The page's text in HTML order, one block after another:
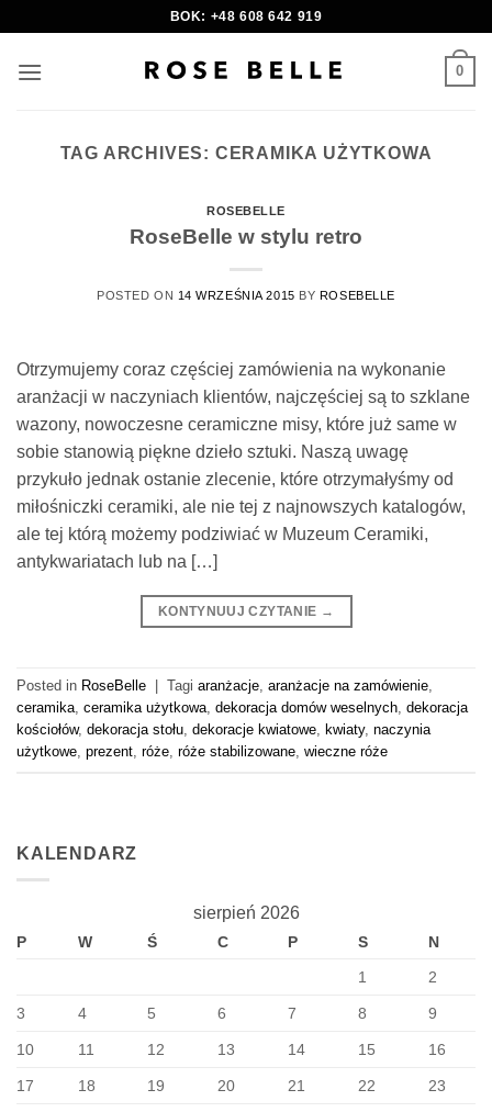
content
BOK: +48 608 642 919
0
TAG ARCHIVES: CERAMIKA UŻYTKOWA
ROSEBELLE
RoseBelle w stylu retro
POSTED ON 14 WRZEŚNIA 2015 BY ROSEBELLE
Otrzymujemy coraz częściej zamówienia na wykonanie
aranżacji w naczyniach klientów, najczęściej są to szklane
wazony, nowoczesne ceramiczne misy, które już same w
sobie stanowią piękne dzieło sztuki. Naszą uwagę
przykuło jednak ostanie zlecenie, które otrzymałyśmy od
miłośniczki ceramiki, ale nie tej z najnowszych katalogów,
ale tej którą możemy podziwiać w Muzeum Ceramiki,
antykwariatach lub na […]
KONTYNUUJ CZYTANIE →
Posted in RoseBelle Tagi aranżacje aranżacje na zamówienie
ceramika ceramika użytkowa dekoracja domów weselnych dekoracja
kościołów, dekoracja stołu dekoracje kwiatowe kwiaty, naczynia
użytkowe prezent róże róże stabilizowane wieczne róże
KALENDARZ
sierpień 2026
P W Ś C P S
N
1
2
3 4 5 6 7 8 9
10 11 12 13 14 15 16
17 18 19 20 21 22 23